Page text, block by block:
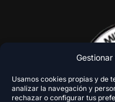
Usamos cookies propias y de
analizar la navegación y
rechazar o configurar tus